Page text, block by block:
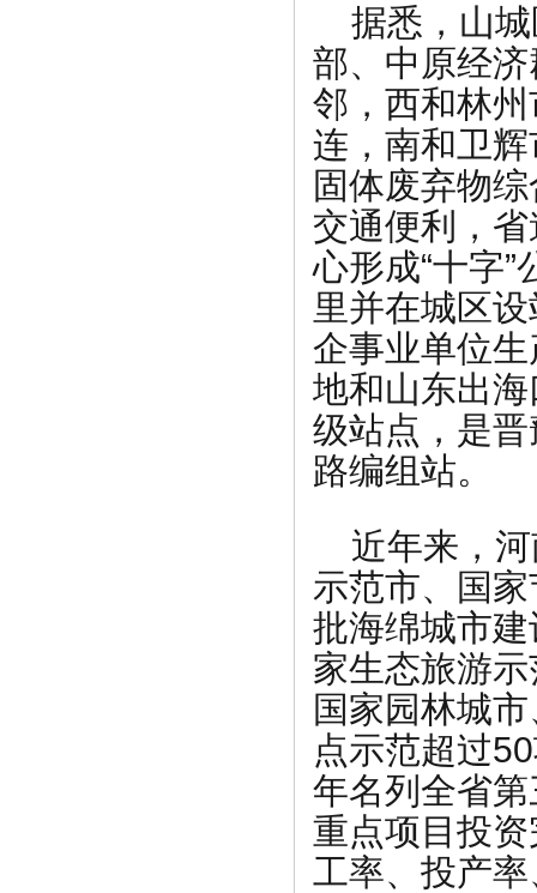
据悉，山
部、中原经
邻，西和林
连，南和卫
固体废弃物
交通便利，
心形成“十字
里并在城区
企事业单位
地和山东出
级站点，是
路编组站。
近年来，
示范市、国
批海绵城市
家生态旅游
国家园林城
点示范超过
年名列全省
重点项目投资
工率、投产